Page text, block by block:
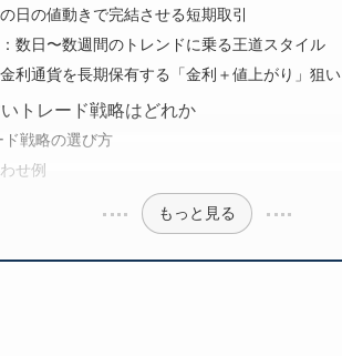
日の値動きで完結させる短期取引
数日〜数週間のトレンドに乗る王道スタイル
利通貨を長期保有する「金利＋値上がり」狙い
トレード戦略はどれか
戦略の選び方
せ例
もっと見る